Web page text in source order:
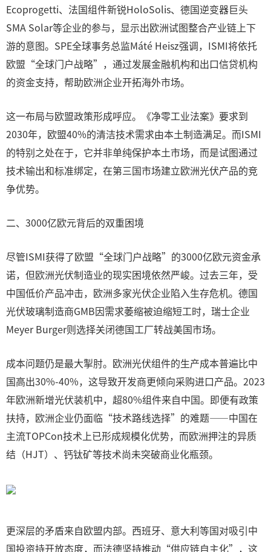
Ecoprogetti、法国组件新锐HoloSolis、德国逆变器巨头
SMA Solar等企业的参与，显示出欧洲试图整合产业链上下
游的意图。SPE全球事务总监Máté Heisz强调，ISMI将依托
欧盟“全球门户战略”，通过发展金融机构和出口信贷机构
的资金支持，帮助欧洲企业开拓海外市场。
这一布局与欧盟政策形成呼应。《净零工业法案》要求到
2030年，欧盟40%的清洁技术需求由本土制造满足。而ISMI
的特别之处在于，它并非单纯保护本土市场，而是试图通过
技术输出和标准绑定，在第三国市场建立欧洲光伏产品的竞
争优势。
二、3000亿欧元背后的双重困境
尽管ISMI获得了欧盟“全球门户战略”的3000亿欧元资金承
诺，但欧洲光伏制造业的现实困境依然严峻。过去三年，受
中国低价产品冲击，欧洲多家光伏企业陷入生存危机。德国
光伏玻璃制造商GMB因需求萎缩被迫缩短工时，瑞士企业
Meyer Burger则选择关闭德国工厂转战美国市场。
成本问题仍是最大掣肘。欧洲光伏组件的生产成本普遍比中
国高出30%-40%，这导致开发商更倾向采购进口产品。2023
年欧洲新增光伏装机中，超80%组件来自中国。即便有政策
扶持，欧洲企业仍面临“技术路线选择”的难题——中国在
主流TOPCon技术上已形成规模化优势，而欧洲押注的异质
结（HJT）、钙钛矿等技术尚未突破商业化瓶颈。
更深层的矛盾来自欧盟内部。西班牙、意大利等国对吸引中
国投资持开放态度，而法德坚持推动“供应链自主化”，这